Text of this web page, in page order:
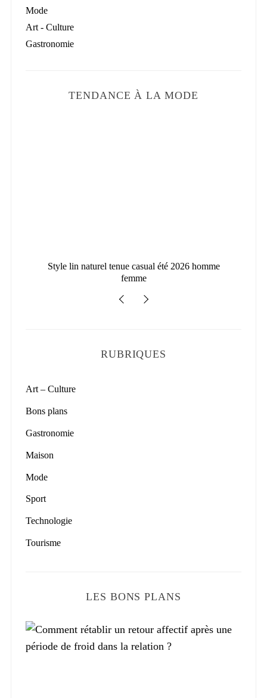
Mode
Art - Culture
Gastronomie
TENDANCE À LA MODE
Style lin naturel tenue casual été 2026 homme
femme
RUBRIQUES
Art – Culture
Bons plans
Gastronomie
Maison
Mode
Sport
Technologie
Tourisme
LES BONS PLANS